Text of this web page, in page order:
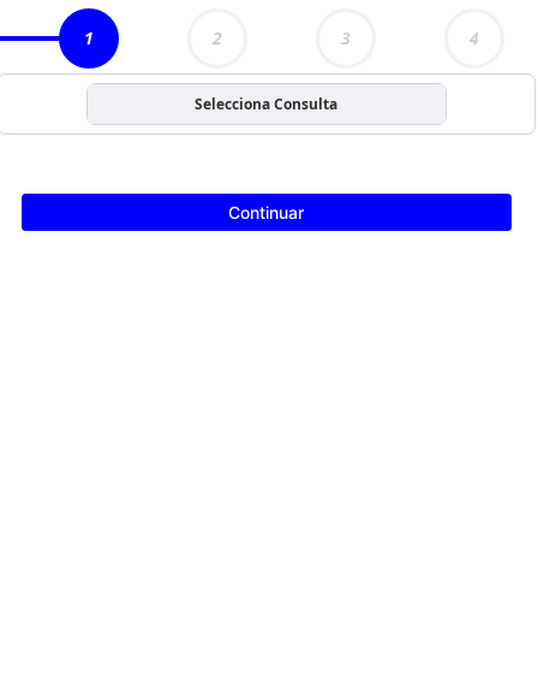
1 2 3 4
Selecciona Consulta
Continuar